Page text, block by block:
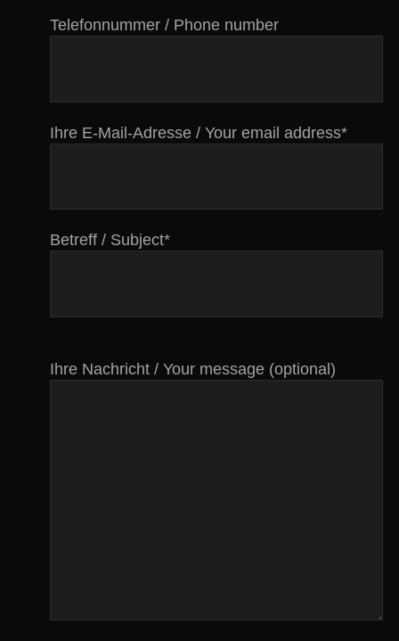
Telefonnummer / Phone number
Ihre E-Mail-Adresse / Your email address*
Betreff / Subject*
lasse
Ihre Nachricht / Your message (optional)